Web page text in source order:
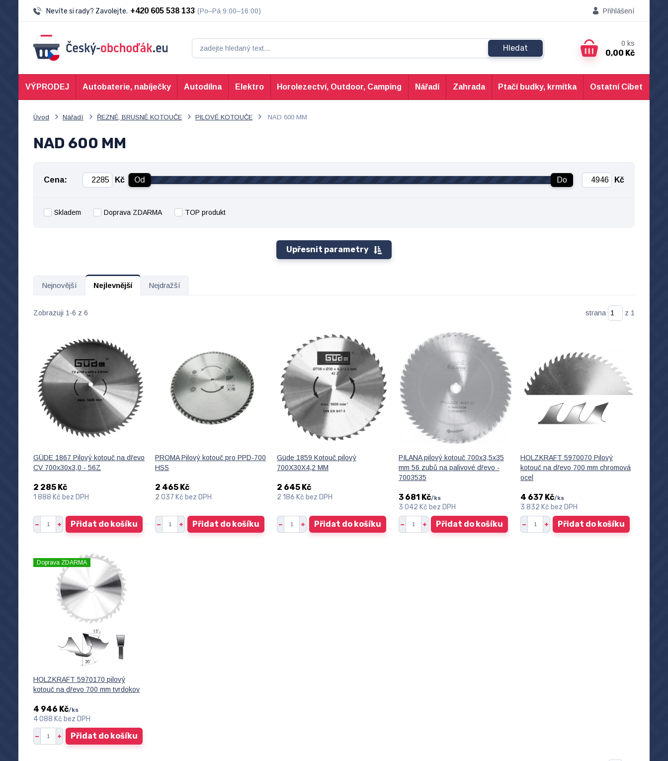
Přihlášení
Hledat
Nevíte si rady? Zavolejte. +420 605 538 133 (Po–Pá 9:00–16:00)
0 ks
0,00 Kč
VÝPRODEJ Autobaterie, nabíječky Autodílna Elektro Horolezectví, Outdoor, Camping Nářadí Zahrada Ptačí budky, krmítka Ostatní Cibet
Úvod Nářadí ŘEZNÉ, BRUSNÉ KOTOUČE PILOVÉ KOTOUČE NAD 600 MM
NAD 600 MM
Upřesnit parametry
Cena: Kč Od Do Kč
Skladem Doprava ZDARMA TOP produkt
Nejnovější Nejlevnější Nejdražší
Zobrazuji 1-6 z 6 strana z 1
GÜDE 1867 Pilový kotouč na dřevo
CV 700x30x3,0 - 56Z
2 285 Kč
1 888 Kč bez DPH
Přidat do košíku
PROMA Pilový kotouč pro PPD-700
HSS
2 465 Kč
2 037 Kč bez DPH
Přidat do košíku
Güde 1859 Kotouč pilový
700X30X4,2 MM
2 645 Kč
2 186 Kč bez DPH
Přidat do košíku
PILANA pilový kotouč 700x3,5x35
mm 56 zubů na palivové dřevo -
7003535
3 681 Kč/ks
3 042 Kč bez DPH
Přidat do košíku
HOLZKRAFT 5970070 Pilový
kotouč na dřevo 700 mm chromová
ocel
4 637 Kč/ks
3 832 Kč bez DPH
Přidat do košíku
Doprava ZDARMA
HOLZKRAFT 5970170 pilový
kotouč na dřevo 700 mm tvrdokov
4 946 Kč/ks
4 088 Kč bez DPH
Přidat do košíku